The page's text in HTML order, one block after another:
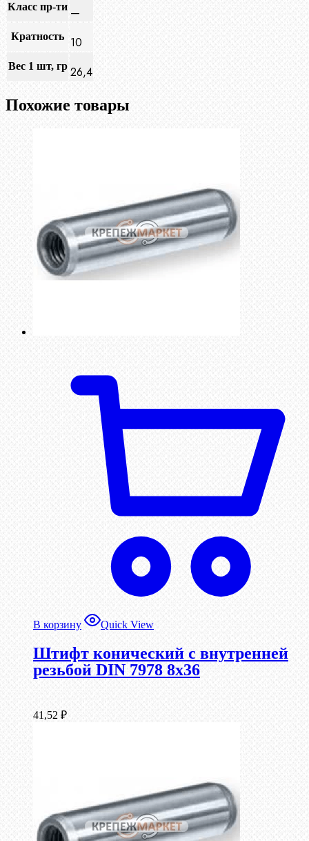
Класс пр-ти —
Кратность 10
Вес 1 шт, гр 26,4
Похожие товары
В корзину Quick View
Штифт конический с внутренней
резьбой DIN 7978 8х36
41,52 ₽